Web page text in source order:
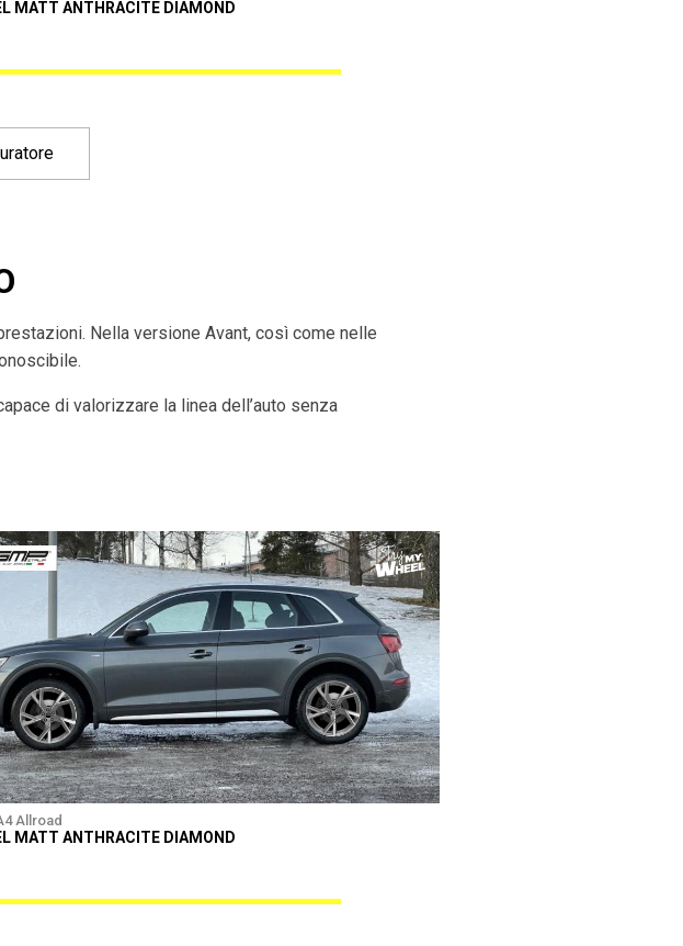
MATT ANTHRACITE DIAMOND
Nella versione Avant, così come nelle
di valorizzare la linea dell’auto senza
Allroad
MATT ANTHRACITE DIAMOND